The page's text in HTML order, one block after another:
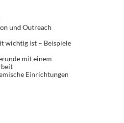
und Outreach
wichtig ist – Beispiele
mit einem
Einrichtungen